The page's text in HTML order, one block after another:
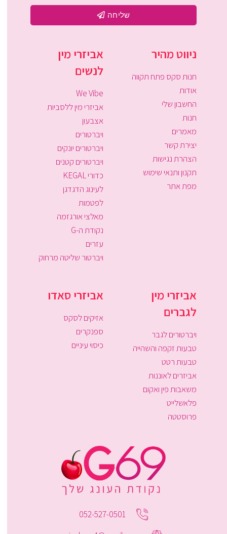
שליחה
ניווט מהיר
חנות סקס פתח תקווה
אודות
החשבון שלי
חנות
מאמרים
יצירת קשר
הצהרת נגישות
תקנון ותנאי שימוש
מפת אתר
אביזרי מין
לנשים
We Vibe
אביזרי מין ללסביות
אצבעון
ויברטורים
ויברטורים יונקים
ויברטורים קטנים
כדורי KEGAL
לעינוג הדגדגן
לפטמות
מאלצי אורגזמה
נקודת ה-G
עזרים
ויברטור שליטה מרחוק
אביזרי מין
לגברים
ויברטורים לגבר
טבעות זקפה והשהייה
טבעות רטט
אביזרים לאוננות
משאבות פין ואקום
פלאשלייט
פרוסטטה
אביזרי סאדו
אזיקים לסקס
ספנקרים
כיסוי עיניים
052-527-0501